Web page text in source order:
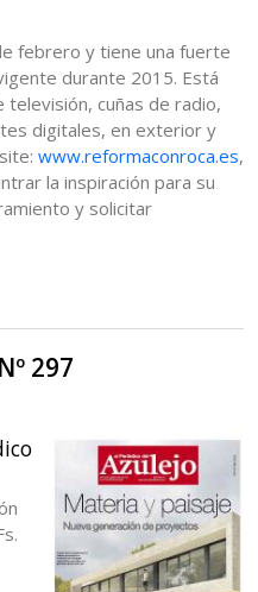
febrero y tiene una fuerte
durante 2015. Está
cuñas de radio,
digitales, en exterior y
www.reformaconroca.es,
la inspiración para su
y solicitar
297